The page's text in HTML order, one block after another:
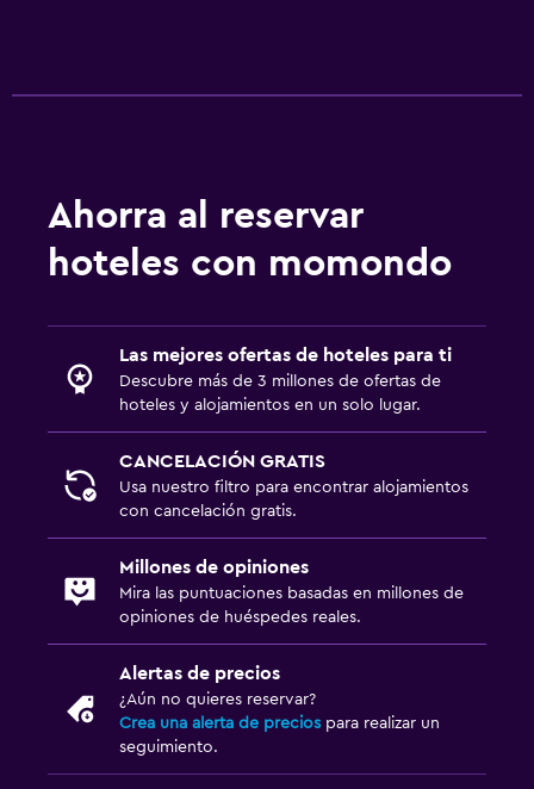
Ahorra al reservar
hoteles con momondo
Las mejores ofertas de hoteles para ti
Descubre más de 3 millones de ofertas de
hoteles y alojamientos en un solo lugar.
CANCELACIÓN GRATIS
Usa nuestro filtro para encontrar alojamientos
con cancelación gratis.
Millones de opiniones
Mira las puntuaciones basadas en millones de
opiniones de huéspedes reales.
Alertas de precios
¿Aún no quieres reservar?
Crea una alerta de precios para realizar un
seguimiento.